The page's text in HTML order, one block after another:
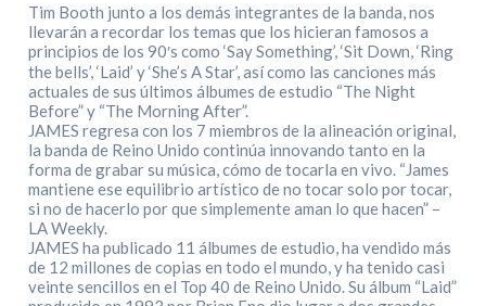
Tim Booth junto a los demás integrantes de la banda, nos
llevarán a recordar los temas que los hicieran famosos a
principios de los 90′s como ‘Say Something’, ‘Sit Down, ‘Ring
the bells’, ‘Laid’ y ‘She’s A Star’, así como las canciones más
actuales de sus últimos álbumes de estudio “The Night
Before” y “The Morning After”.
JAMES regresa con los 7 miembros de la alineación original,
la banda de Reino Unido continúa innovando tanto en la
forma de grabar su música, cómo de tocarla en vivo. “James
mantiene ese equilibrio artístico de no tocar solo por tocar,
si no de hacerlo por que simplemente aman lo que hacen” –
LA Weekly.
JAMES ha publicado 11 álbumes de estudio, ha vendido más
de 12 millones de copias en todo el mundo, y ha tenido casi
veinte sencillos en el Top 40 de Reino Unido. Su álbum “Laid”